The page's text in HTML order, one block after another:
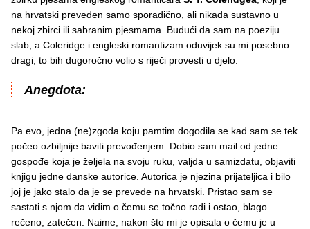
na hrvatski preveden samo sporadično, ali nikada sustavno u
nekoj zbirci ili sabranim pjesmama. Budući da sam na poeziju
slab, a Coleridge i engleski romantizam oduvijek su mi posebno
dragi, to bih dugoročno volio s riječi provesti u djelo.
Anegdota:
Pa evo, jedna (ne)zgoda koju pamtim dogodila se kad sam se tek
počeo ozbiljnije baviti prevođenjem. Dobio sam mail od jedne
gospođe koja je željela na svoju ruku, valjda u samizdatu, objaviti
knjigu jedne danske autorice. Autorica je njezina prijateljica i bilo
joj je jako stalo da je se prevede na hrvatski. Pristao sam se
sastati s njom da vidim o čemu se točno radi i ostao, blago
rečeno, zatečen. Naime, nakon što mi je opisala o čemu je u